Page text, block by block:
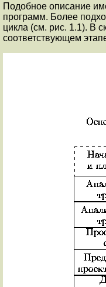
Подобное описание
программ. Более
цикла (см. рис. 1.1). В
соответствующем